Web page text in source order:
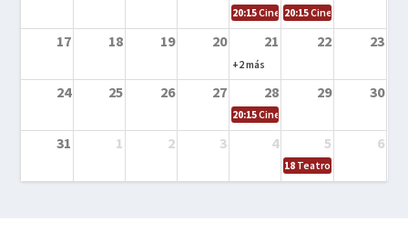
20:15Cine en la calle – Tortugas
20:15Cine en la calle –
17 18 19 20 21 22 23
+2 más
24 25 26 27 28 29 30
20:15Cine en el calle – Tintín y el
31 1 2 3 4 5 6
18 Teatro – Tres